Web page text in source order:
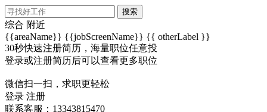
搜索
综合 附近
{{areaName}} {{jobScreenName}} {{ otherLabel }}
30秒快速注册简历，海量职位任意投
登录或注册简历后可以查看更多职位
微信扫一扫，求职更轻松
登录 注册
联系客服：13343815470